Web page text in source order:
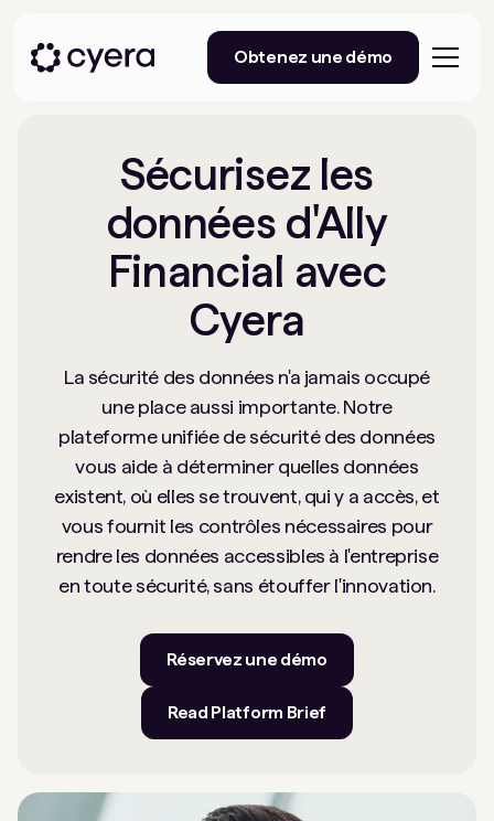
Obtenez une démo
Sécurisez les
données d'Ally
Financial avec
Cyera
La sécurité des données n'a jamais occupé
une place aussi importante. Notre
plateforme unifiée de sécurité des données
vous aide à déterminer quelles données
existent, où elles se trouvent, qui y a accès, et
vous fournit les contrôles nécessaires pour
rendre les données accessibles à l'entreprise
en toute sécurité, sans étouffer l'innovation.
Réservez une démo
Read Platform Brief